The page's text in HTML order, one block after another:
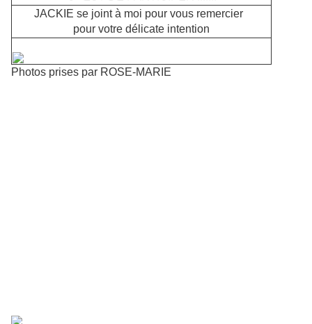
JACKIE se joint à moi pour vous remercier
pour votre délicate intention
Photos prises par ROSE-MARIE